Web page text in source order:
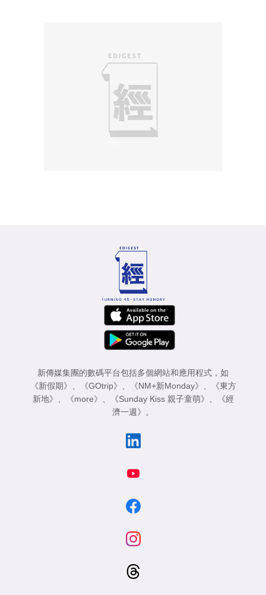
新傳媒集團的數碼平台包括多個網站和應用程式，如
《新假期》
《GOtrip》 《NM+新Monday》
《東方
新地》
《more》 《Sunday Kiss 親子童萌》
《經
濟一週》
。